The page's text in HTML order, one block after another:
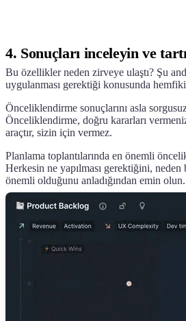
4. Sonuçları inceleyin ve
Bu özellikler neden zirveye ulaştı? Şu
uygulanması gerektiği konusunda
Önceliklendirme sonuçlarını asla
Önceliklendirme, doğru kararları
araçtır, sizin için vermez.
Planlama toplantılarında en önemli
Herkesin ne yapılması gerektiğini, neden
önemli olduğunu anladığından emin olun.